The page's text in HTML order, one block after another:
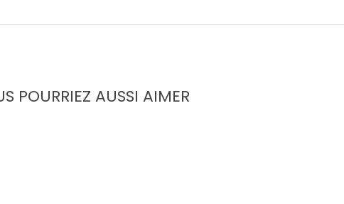
POURRIEZ AUSSI AIMER